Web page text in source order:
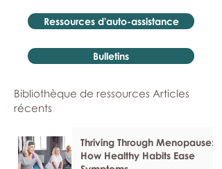
Ressources d'auto-assistance
Bulletins
Bibliothèque de ressources Articles
récents
Thriving Through Menopause:
How Healthy Habits Ease